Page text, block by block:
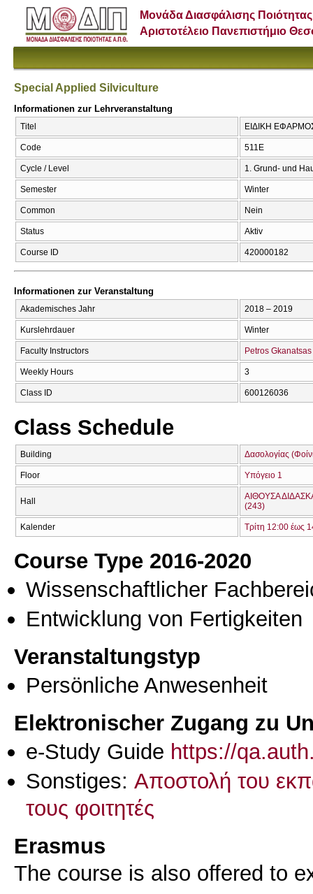
Μονάδα Διασφάλισης Ποιότητας
Αριστοτέλειο Πανεπιστήμιο
Special Applied Silviculture
Informationen zur Lehrveranstaltung
Titel ΕΙΔΙΚΗ
Code 511Ε
Cycle / Level 1. Grund- und
Semester Winter
Common Nein
Status Aktiv
Course ID 420000182
Informationen zur Veranstaltung
Akademisches Jahr 2018 – 2019
Kurslehrdauer Winter
Faculty Instructors Petros Gkanatsas
Weekly Hours 3
Class ID 600126036
Class Schedule
Building Δασολογίας
Floor Υπόγειο 1
Hall
ΑΙΘΟΥΣΑ
(243)
Kalender Τρίτη 12:00 έως
Course Type 2016-2020
Wissenschaftlicher
Entwicklung von Fertigkeiten
Veranstaltungstyp
Persönliche Anwesenheit
Elektronischer Zugang zu
e-Study Guide https://
Sonstiges: Αποστολή του
τους φοιτητές
Erasmus
The course is also offered to